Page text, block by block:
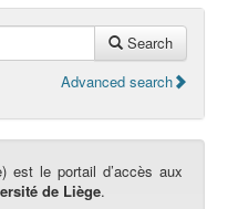
Search
Advanced search
est le portail d’accès aux
de Liège.